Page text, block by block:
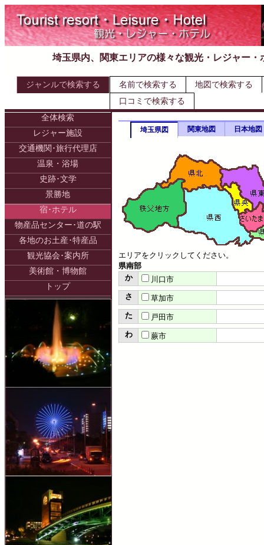
埼玉県内、関東エリアの様々な観光・レジャー
ジャンルで検索する 名前で検索する
地図で検索する
口コミで検索する
全体検索
レジャー施設
交通機関･旅行代理店
温泉・浴場
史跡･文学
景勝地
宿･ホテル
物産品センター･道の駅
各地のお土産･特産品
観光協会･案内所
美術館・博物館
トップ
埼玉県図 関東地図 日本地図
エリアをクリックしてください。
県南部
か
川口市
さ
草加市
た
戸田市
わ
蕨市